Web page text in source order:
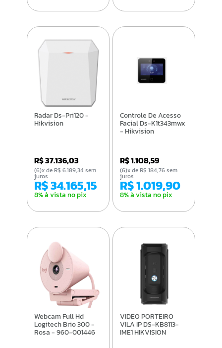
Radar Ds-Pri120 -
Hikvision
R$ 37.136,03
R$ 34.165,15
8% à vista no pix
(6)x de R$ 6.189,34 sem
juros
Controle De Acesso
Facial Ds-K1t343mwx
- Hikvision
R$ 1.108,59
R$ 1.019,90
8% à vista no pix
(6)x de R$ 184,76 sem
juros
Webcam Full Hd
Logitech Brio 300 -
Rosa - 960-001446
VIDEO PORTEIRO
VILA IP DS-KB8113-
IME1 HIKVISION